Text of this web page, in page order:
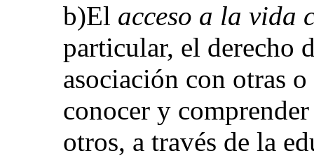
b)El acceso a la vida
particular, el derecho
asociación con otras
conocer y
otros, a través de la